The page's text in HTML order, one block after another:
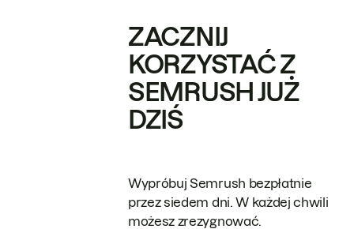
ZACZNIJ
KORZYSTAĆ Z
SEMRUSH JUŻ
DZIŚ
Wypróbuj Semrush bezpłatnie
przez siedem dni. W każdej chwili
możesz zrezygnować.